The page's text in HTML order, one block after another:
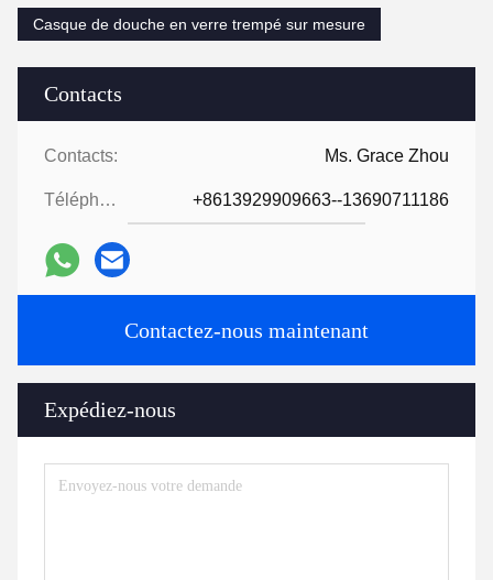
Contacts
Contacts: Ms. Grace Zhou
Téléphone: +8613929909663--13690711186
Contactez-nous maintenant
Expédiez-nous
Casque de douche en verre trempé sur mesure